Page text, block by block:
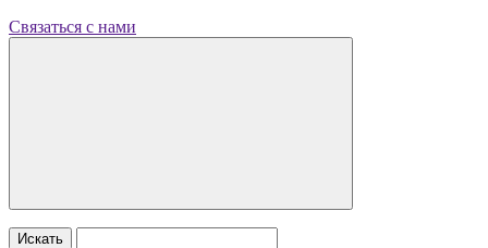
Связаться с нами
Искать